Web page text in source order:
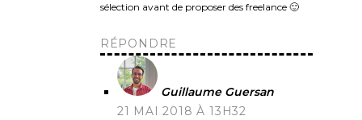
sélection avant de proposer des freelance 🙂
RÉPONDRE
Guillaume Guersan
21 MAI 2018 À 13H32